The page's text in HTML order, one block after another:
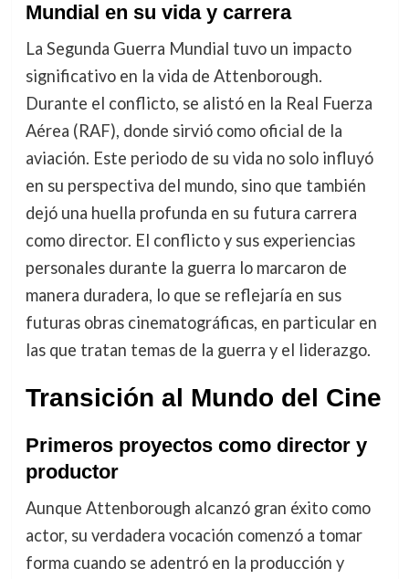
Mundial en su vida y carrera
La Segunda Guerra Mundial tuvo un impacto
significativo en la vida de Attenborough.
Durante el conflicto, se alistó en la Real Fuerza
Aérea (RAF), donde sirvió como oficial de la
aviación. Este periodo de su vida no solo influyó
en su perspectiva del mundo, sino que también
dejó una huella profunda en su futura carrera
como director. El conflicto y sus experiencias
personales durante la guerra lo marcaron de
manera duradera, lo que se reflejaría en sus
futuras obras cinematográficas, en particular en
las que tratan temas de la guerra y el liderazgo.
Transición al Mundo del Cine
Primeros proyectos como director y
productor
Aunque Attenborough alcanzó gran éxito como
actor, su verdadera vocación comenzó a tomar
forma cuando se adentró en la producción y